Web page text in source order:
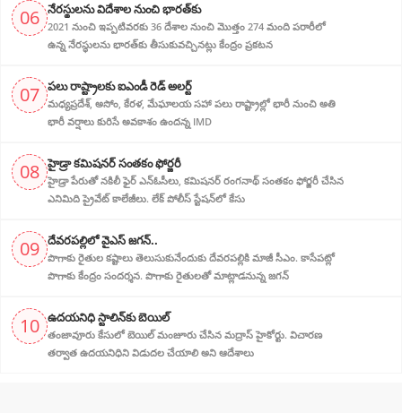
06 నేరస్థులను విదేశాల నుంచి భారత్‌కు
2021 నుంచి ఇప్పటివరకు 36 దేశాల నుంచి మొత్తం 274 మంది పరారీలో
ఉన్న నేరస్థులను భారత్‌కు తీసుకువచ్చినట్లు కేంద్రం ప్రకటన
07 పలు రాష్ట్రాలకు ఐఎండీ రెడ్ అలర్ట్
మధ్యప్రదేశ్, అసోం, కేరళ, మేఘాలయ సహా పలు రాష్ట్రాల్లో భారీ నుంచి అతి
భారీ వర్షాలు కురిసే అవకాశం ఉందన్న IMD
08 హైడ్రా కమిషనర్ సంతకం ఫోర్జరీ
హైడ్రా పేరుతో నకిలీ ఫైర్ ఎన్ఓసీలు, క‌మిష‌న‌ర్ రంగనాథ్ సంతకం ఫోర్జరీ చేసిన
ఎనిమిది ప్రైవేట్ కాలేజీలు. లేక్ పోలీస్ స్టేషన్‌లో కేసు
09 దేవరపల్లిలో వైఎస్ జగన్..
పొగాకు రైతుల క‌ష్టాలు తెలుసుకునేందుకు దేవ‌ర‌ప‌ల్లికి మాజీ సీఎం. కాసేపట్లో
పొగాకు కేంద్రం సందర్శన‌. పొగాకు రైతుల‌తో మాట్లాడ‌నున్న జగన్
10 ఉదయనిధి స్టాలిన్‌కు బెయిల్‌
తంజావూరు కేసులో బెయిల్ మంజూరు చేసిన మద్రాస్ హైకోర్టు. విచారణ
తర్వాత ఉదయనిధిని‌ విడుదల చేయాలి అని ఆదేశాలు